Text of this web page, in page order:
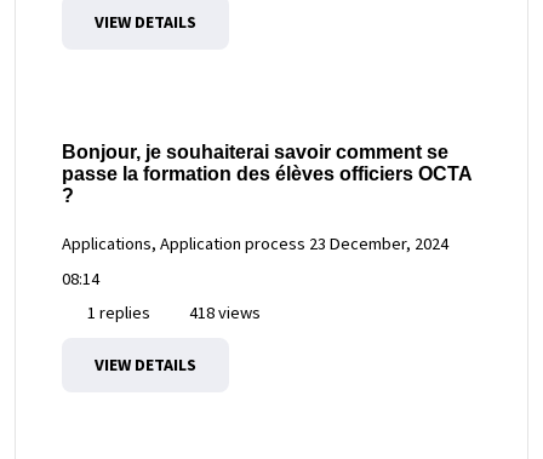
VIEW DETAILS
Bonjour, je souhaiterai savoir comment se
passe la formation des élèves officiers OCTA
?
Applications, Application process 23 December, 2024
08:14
1 replies
418 views
VIEW DETAILS